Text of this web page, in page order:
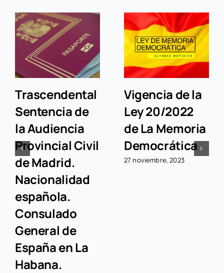
Trascendental
Sentencia de
la Audiencia
Provincial Civil
de Madrid.
Nacionalidad
española.
Consulado
General de
España en La
Habana.
Vigencia de la
Ley 20/2022
de La Memoria
Democrática
27 noviembre, 2023